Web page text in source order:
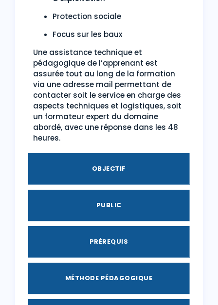
Protection sociale
Focus sur les baux
Une assistance technique et
pédagogique de l’apprenant est
assurée tout au long de la formation
via une adresse mail permettant de
contacter soit le service en charge des
aspects techniques et logistiques, soit
un formateur expert du domaine
abordé, avec une réponse dans les 48
heures.
OBJECTIF
PUBLIC
PRÉREQUIS
MÉTHODE PÉDAGOGIQUE